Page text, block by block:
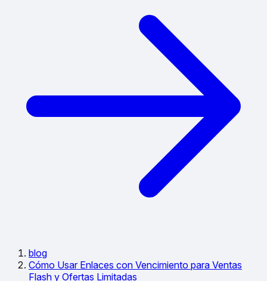
blog
Cómo Usar Enlaces con Vencimiento para Ventas
Flash y Ofertas Limitadas